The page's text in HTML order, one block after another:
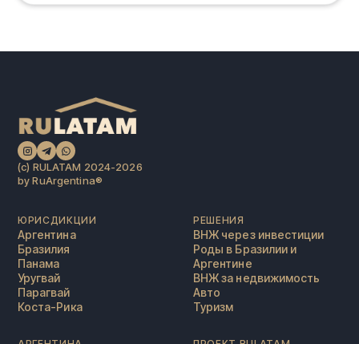
(c) RULATAM 2024-2026
by RuArgentina®️
ЮРИСДИКЦИИ
Аргентина
Бразилия
Панама
Уругвай
Парагвай
Коста-Рика
РЕШЕНИЯ
ВНЖ через инвестиции
Роды в Бразилии и
Аргентине
ВНЖ за недвижимость
Авто
Туризм